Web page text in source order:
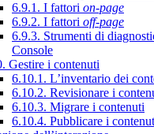
6.9.1. I fattori on-page
6.9.2. I fattori off-page
6.9.3. Strumenti di
Console
Gestire i contenuti
6.10.1. L’inventario dei
6.10.2. Revisionare i
6.10.3. Migrare i contenuti
6.10.4. Pubblicare i